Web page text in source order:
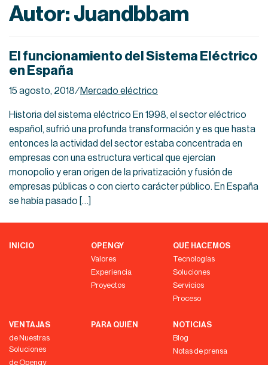
Autor:Juandbbam
El funcionamiento del Sistema Eléctrico
en España
15 agosto, 2018 ⁄Mercado eléctrico
Historia del sistema eléctrico En 1998, el sector eléctrico
español, sufrió una profunda transformación y es que hasta
entonces la actividad del sector estaba concentrada en
empresas con una estructura vertical que ejercían
monopolio y eran origen de la privatización y fusión de
empresas públicas o con cierto carácter público. En España
se había pasado […]
INICIO
OPENGY
Valores
Experiencia
Proyectos
QUÉ HACEMOS
Tecnologías
Soluciones
Servicios
Proceso
VENTAJAS
de Nuestras
Soluciones
de Opengy
PARA QUIÉN
NOTICIAS
Blog
Notas de prensa